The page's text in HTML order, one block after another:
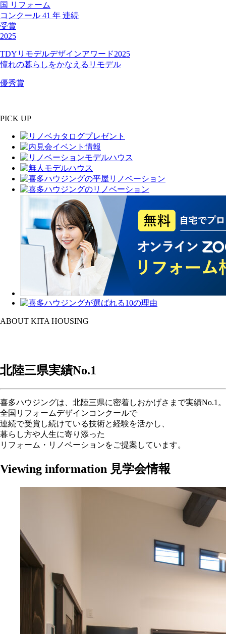
国 リフォーム
コンクール 41 年 連続
受賞
2025
TDYリモデルデザインアワード2025
憧れの暮らしをかなえるリモデル
優秀賞
PICK UP
ABOUT KITA HOUSING
北陸三県実績No.1
喜多ハウジングは、北陸三県に密着しおかげさまで実績No.1。
全国リフォームデザインコンクールで
連続で受賞し続けている技術と経験を活かし、
暮らし方や人生に寄り添った
リフォーム・リノベーションをご提案しています。
Viewing information 見学会情報